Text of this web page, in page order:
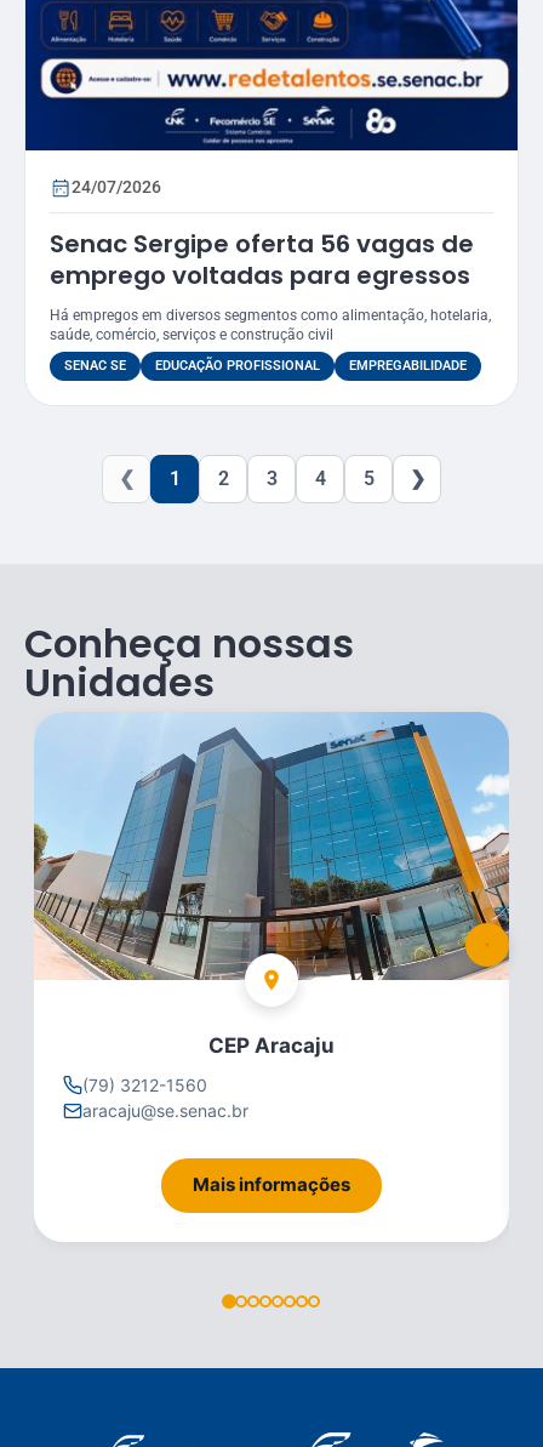
24/07/2026
Senac Sergipe oferta 56 vagas de
emprego voltadas para egressos
Há empregos em diversos segmentos como alimentação, hotelaria,
saúde, comércio, serviços e construção civil
SENAC SE EDUCAÇÃO PROFISSIONAL EMPREGABILIDADE
❮ 1 2 3 4 5 ❯
Conheça nossas
Unidades
CEP Aracaju
(79) 3212-1560
aracaju@se.senac.br
Mais informações